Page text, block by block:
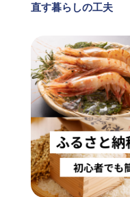
直す暮らしの工夫